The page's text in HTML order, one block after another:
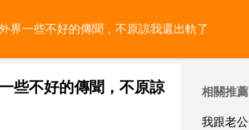
界一些不好的傳聞，不原諒我還出軌了
些不好的傳聞，不原諒
相關推薦